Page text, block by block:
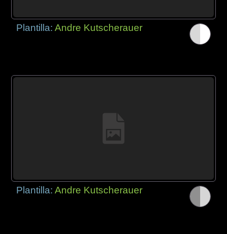
Plantilla:Andre Kutscherauer
Plantilla:Andre Kutscherauer